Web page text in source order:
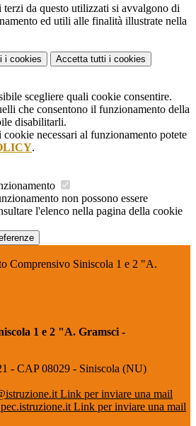
da questo utilizzati si avvalgono di
ed utili alle finalità illustrate nella
i cookies Accetta tutti i cookies
scegliere quali cookie consentire.
che consentono il funzionamento della
disabilitarli.
necessari al funzionamento potete
.
non possono essere
l'elenco nella pagina della cookie
Comprensivo Siniscola 1 e 2 "A.
1 e 2 "A. Gramsci -
- CAP 08029 - Siniscola (NU)
Link per inviare una mail
Link per inviare una mail